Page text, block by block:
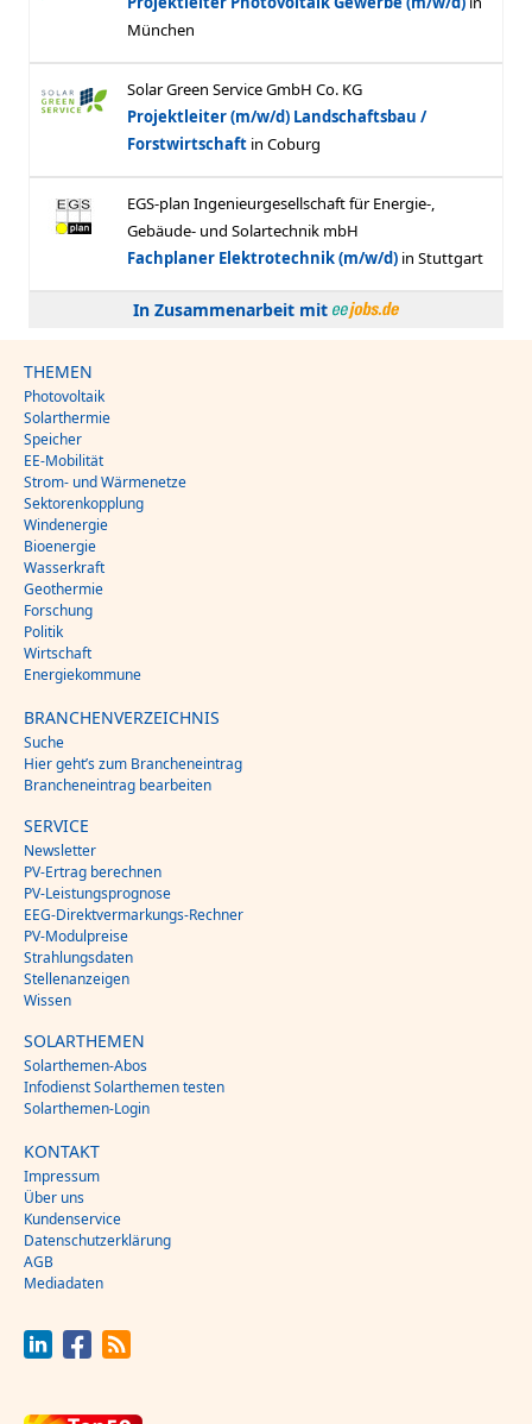
In Zusammenarbeit mit
THEMEN
Photovoltaik
Solarthermie
Speicher
EE-Mobilität
Strom- und Wärmenetze
Sektorenkopplung
Windenergie
Bioenergie
Wasserkraft
Geothermie
Forschung
Politik
Wirtschaft
Energiekommune
BRANCHENVERZEICHNIS
Suche
Hier geht’s zum Brancheneintrag
Brancheneintrag bearbeiten
SERVICE
Newsletter
PV-Ertrag berechnen
PV-Leistungsprognose
EEG-Direktvermarkungs-Rechner
PV-Modulpreise
Strahlungsdaten
Stellenanzeigen
Wissen
SOLARTHEMEN
Solarthemen-Abos
Infodienst Solarthemen testen
Solarthemen-Login
KONTAKT
Impressum
Über uns
Kundenservice
Datenschutzerklärung
AGB
Mediadaten